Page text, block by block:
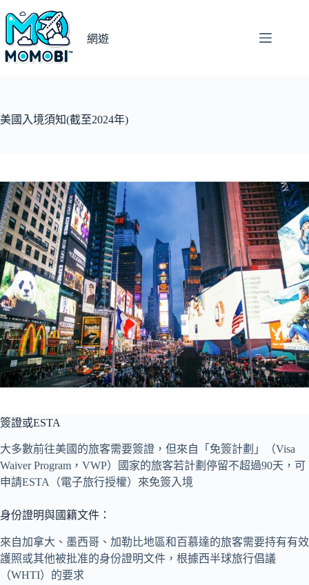
主
要
網遊
美國入境須知(截至2024年)
簽證或ESTA
大多數前往美國的旅客需要簽證，但來自「免簽計劃」（Visa
Waiver Program，VWP）國家的旅客若計劃停留不超過90天，可
申請ESTA（電子旅行授權）來免簽入境​
身份證明與國籍文件：
來自加拿大、墨西哥、加勒比地區和百慕達的旅客需要持有有效
護照或其他被批准的身份證明文件，根據西半球旅行倡議
（WHTI）的要求​